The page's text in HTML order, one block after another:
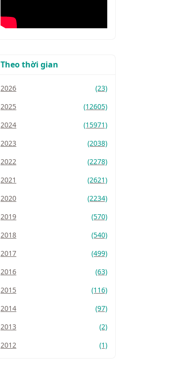
Theo thời gian
2026
(23)
2025
(12605)
2024
(15971)
2023
(2038)
2022
(2278)
2021
(2621)
2020
(2234)
2019
(570)
2018
(540)
2017
(499)
2016
(63)
2015
(116)
2014
(97)
2013
(2)
2012
(1)